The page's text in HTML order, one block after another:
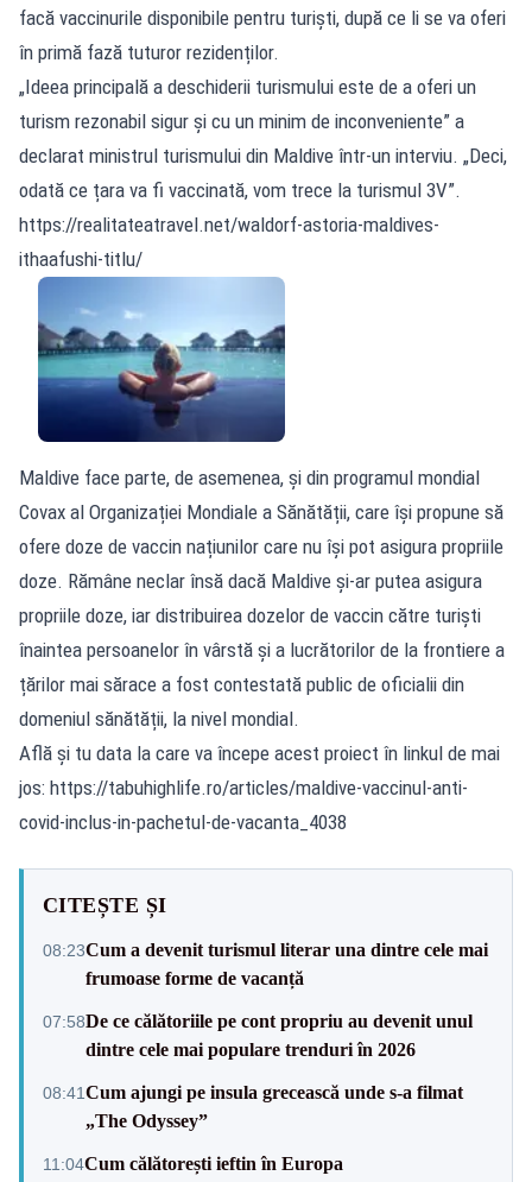
facă vaccinurile disponibile pentru turiști, după ce li se va oferi
în primă fază tuturor rezidenților.
„Ideea principală a deschiderii turismului este de a oferi un
turism rezonabil sigur și cu un minim de inconveniente” a
declarat ministrul turismului din Maldive într-un interviu. „Deci,
odată ce țara va fi vaccinată, vom trece la turismul 3V”.
https://realitateatravel.net/waldorf-astoria-maldives-
ithaafushi-titlu/
Maldive face parte, de asemenea, și din programul mondial
Covax al Organizației Mondiale a Sănătății, care își propune să
ofere doze de vaccin națiunilor care nu își pot asigura propriile
doze. Rămâne neclar însă dacă Maldive și-ar putea asigura
propriile doze, iar distribuirea dozelor de vaccin către turiști
înaintea persoanelor în vârstă și a lucrătorilor de la frontiere a
țărilor mai sărace a fost contestată public de oficialii din
domeniul sănătății, la nivel mondial.
Află și tu data la care va începe acest proiect în linkul de mai
jos: https://tabuhighlife.ro/articles/maldive-vaccinul-anti-
covid-inclus-in-pachetul-de-vacanta_4038
CITEȘTE ȘI
08:23Cum a devenit turismul literar una dintre cele mai
frumoase forme de vacanță
07:58De ce călătoriile pe cont propriu au devenit unul
dintre cele mai populare trenduri în 2026
08:41Cum ajungi pe insula grecească unde s-a filmat
„The Odyssey”
11:04Cum călătorești ieftin în Europa